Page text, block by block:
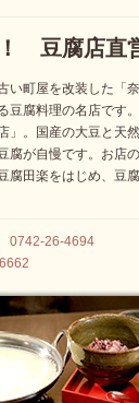
豆腐店直
い町屋を改装した「
豆腐料理の名店です
」。国産の大豆と天
腐が自慢です。お店
腐田楽をはじめ、豆
0742-26-4694